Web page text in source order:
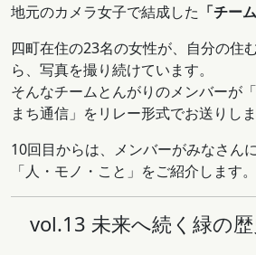
地元のカメラ女子で結成した 「チー
四町在住の23名の女性が、自分の住
ら、写真を撮り続けています。
そんなチームとんがりのメンバーが
まち通信」をリレー形式でお送りしま
10回目からは、メンバーがみなさん
「人・モノ・こと」をご紹介します。
vol.13 未来へ続く緑の